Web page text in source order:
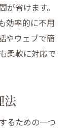
省けます。
効率的に不用
やウェブで簡
柔軟に対応で
法
るための一つ